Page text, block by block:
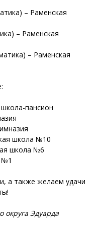
– Раменская
– Раменская
– Раменская
пансион
школа №10
школа №6
№1
а также желаем удачи
округа Эдуарда